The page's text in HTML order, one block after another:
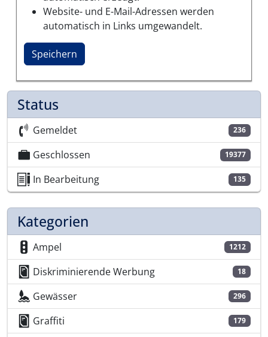
Website- und E-Mail-Adressen werden
automatisch in Links umgewandelt.
Status
Gemeldet 236
Geschlossen 19377
In Bearbeitung 135
Kategorien
Ampel 1212
Diskriminierende Werbung 18
Gewässer 296
Graffiti 179